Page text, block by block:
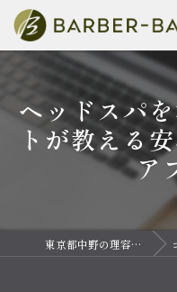
ヘッドスパ
トが教える
ア
東京都中野の理容室ならバーバーバー 中野